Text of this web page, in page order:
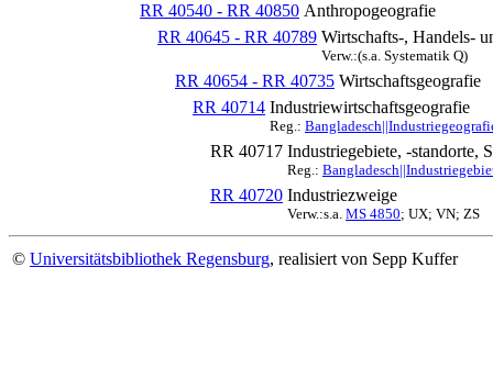
RR 40540 - RR 40850 Anthropogeografie
RR 40645 - RR 40789 Wirtschafts-, Handels-
Verw.:(s.a. Systematik Q)
RR 40654 - RR 40735 Wirtschaftsgeografie
RR 40714 Industriewirtschaftsgeografie
Reg.:
RR 40717 Industriegebiete, -standorte,
Reg.:
RR 40720 Industriezweige
Verw.:s.a. MS 4850; UX; VN; ZS
© Universitätsbibliothek Regensburg, realisiert von Sepp Kuffer